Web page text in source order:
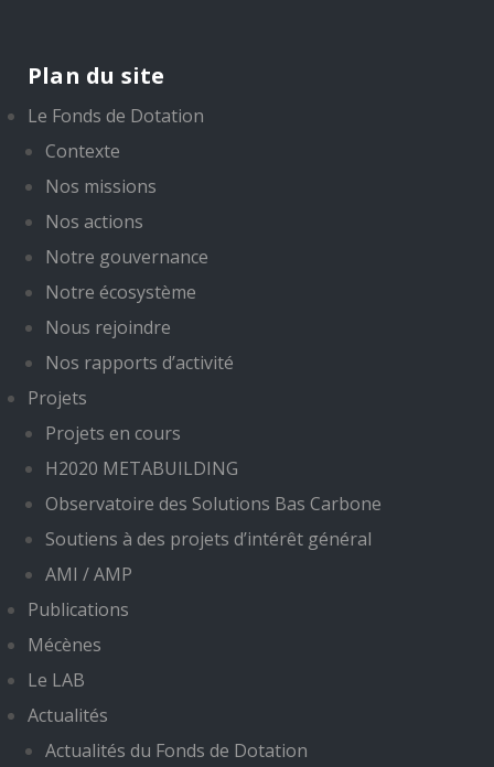
Plan du site
Le Fonds de Dotation
Contexte
Nos missions
Nos actions
Notre gouvernance
Notre écosystème
Nous rejoindre
Nos rapports d’activité
Projets
Projets en cours
H2020 METABUILDING
Observatoire des Solutions Bas Carbone
Soutiens à des projets d’intérêt général
AMI / AMP
Publications
Mécènes
Le LAB
Actualités
Actualités du Fonds de Dotation